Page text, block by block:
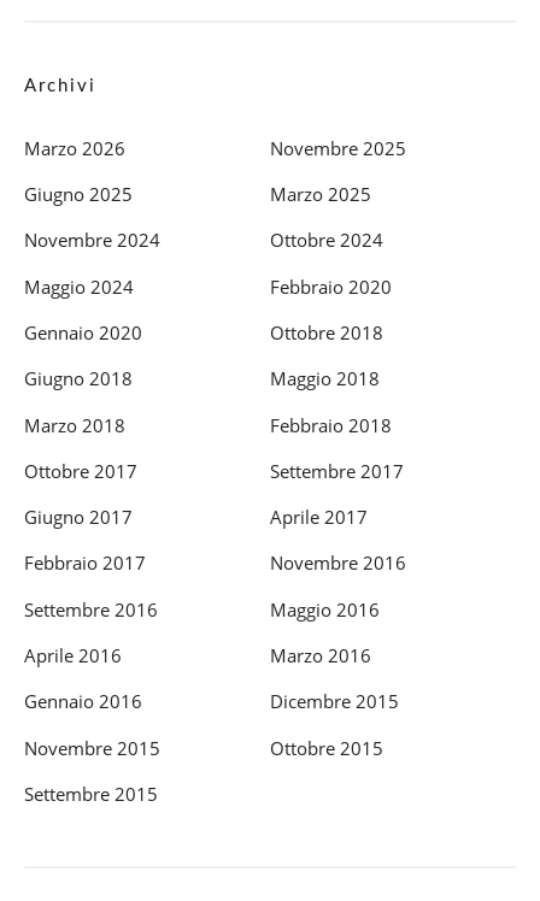
Archivi
Marzo 2026
Novembre 2025
Giugno 2025
Marzo 2025
Novembre 2024
Ottobre 2024
Maggio 2024
Febbraio 2020
Gennaio 2020
Ottobre 2018
Giugno 2018
Maggio 2018
Marzo 2018
Febbraio 2018
Ottobre 2017
Settembre 2017
Giugno 2017
Aprile 2017
Febbraio 2017
Novembre 2016
Settembre 2016
Maggio 2016
Aprile 2016
Marzo 2016
Gennaio 2016
Dicembre 2015
Novembre 2015
Ottobre 2015
Settembre 2015